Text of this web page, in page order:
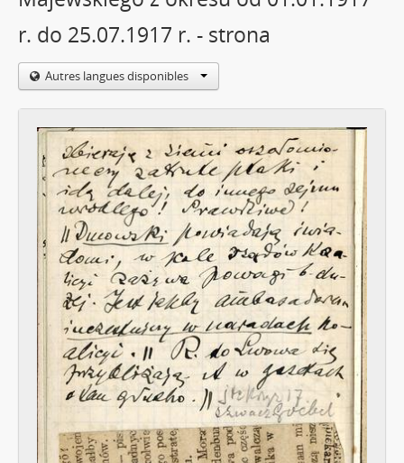
r. do 25.07.1917 r. - strona
Autres langues disponibles